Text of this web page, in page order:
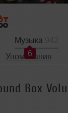
Музыка
6
Упоминания
Box